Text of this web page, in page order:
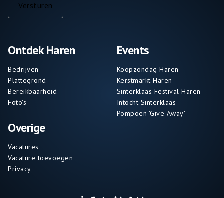
Ontdek Haren
Bedrijven
Plattegrond
Bereikbaarheid
Foto's
Overige
Vacatures
Vacature toevoegen
Privacy
Events
Koopzondag Haren
Kerstmarkt Haren
Sinterklaas Festival Haren
Intocht Sinterklaas
Pompoen 'Give Away'
Versturen